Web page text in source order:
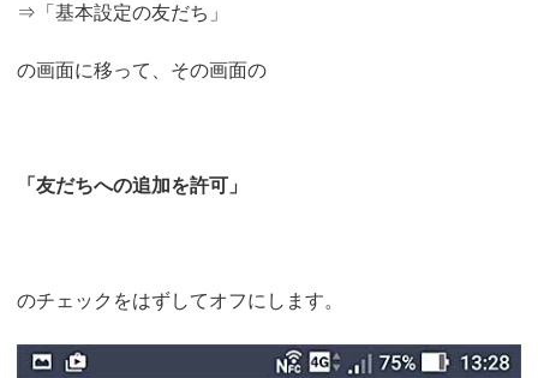
⇒「基本設定の友だち」
の画面に移って、その画面の
「友だちへの追加を許可」
のチェックをはずしてオフにします。